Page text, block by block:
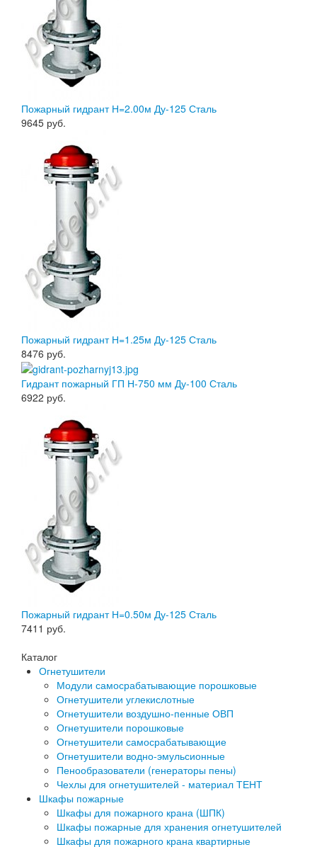
Пожарный гидрант Н=2.00м Ду-125 Сталь
9645 руб.
Пожарный гидрант Н=1.25м Ду-125 Сталь
8476 руб.
Гидрант пожарный ГП Н-750 мм Ду-100 Сталь
6922 руб.
Пожарный гидрант Н=0.50м Ду-125 Сталь
7411 руб.
Каталог
Огнетушители
Модули самосрабатывающие порошковые
Огнетушители углекислотные
Огнетушители воздушно-пенные ОВП
Огнетушители порошковые
Огнетушители самосрабатывающие
Огнетушители водно-эмульсионные
Пенообразователи (генераторы пены)
Чехлы для огнетушителей - материал ТЕНТ
Шкафы пожарные
Шкафы для пожарного крана (ШПК)
Шкафы пожарные для хранения огнетушителей
Шкафы для пожарного крана квартирные